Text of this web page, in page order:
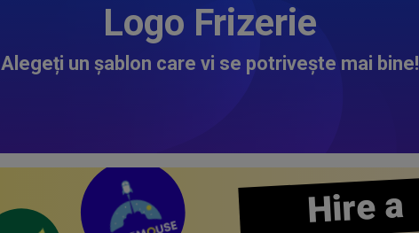
Logo Frizerie
Alegeți un șablon care vi se potrivește mai bine!
Hire a